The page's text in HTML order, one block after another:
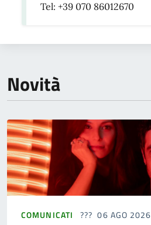
Tel: +39 070 86012670
Novità
COMUNICATI 06 AGO 2026